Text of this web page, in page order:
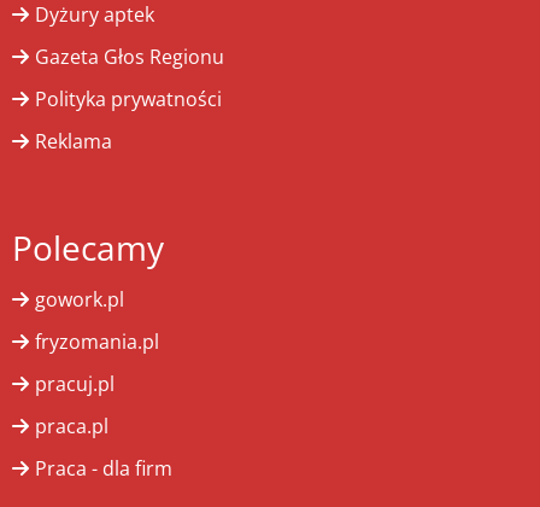
Dyżury aptek
Gazeta Głos Regionu
Polityka prywatności
Reklama
Polecamy
gowork.pl
fryzomania.pl
pracuj.pl
praca.pl
Praca - dla firm